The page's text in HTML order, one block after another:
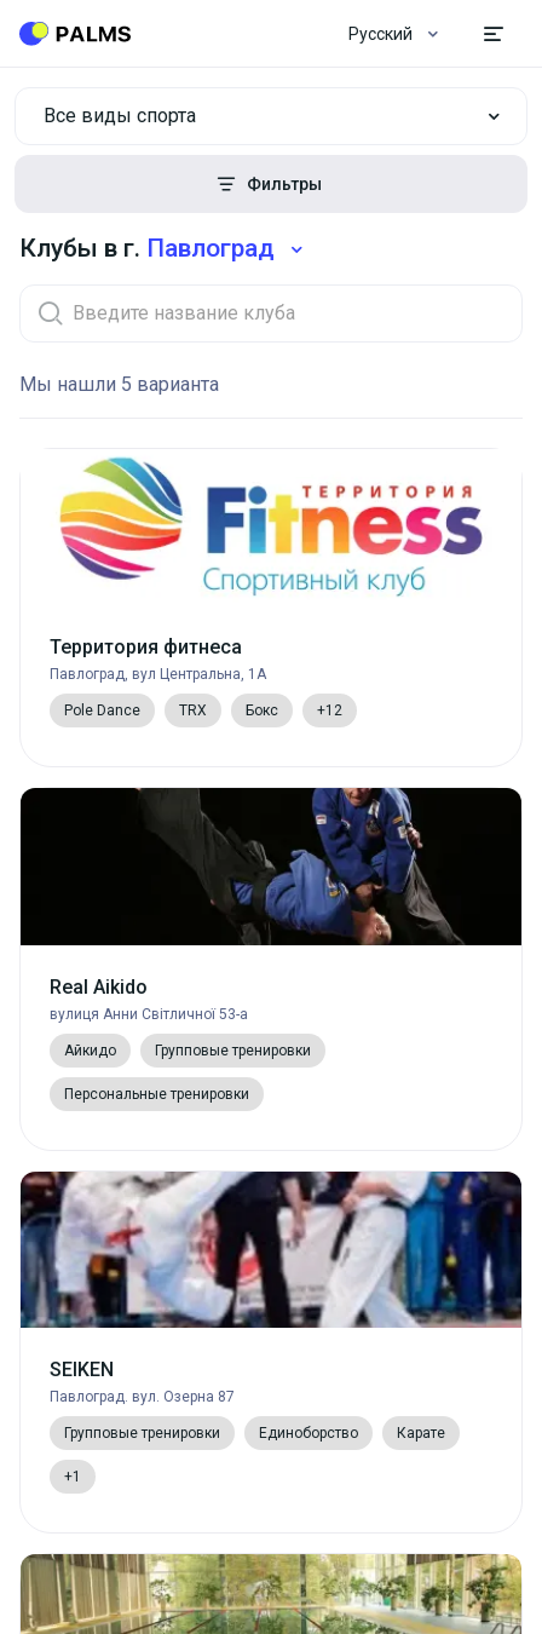
Русский
Все виды спорта
Фильтры
Клубы в г. Павлоград
Мы нашли 5 варианта
Территория фитнеса
Павлоград, вул Центральна, 1А
Pole Dance TRX Бокс +12
Real Aikido
вулиця Анни Світличної 53-а
Айкидо Групповые тренировки
Персональные тренировки
SEIKEN
Павлоград. вул. Озерна 87
Групповые тренировки Единоборство Карате
+1